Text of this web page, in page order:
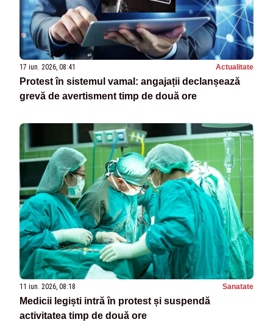
17 iun. 2026, 08:41 Actualitate
Protest în sistemul vamal: angajații declanșează
grevă de avertisment timp de două ore
11 iun. 2026, 08:18 Sanatate
Medicii legiști intră în protest și suspendă
activitatea timp de două ore